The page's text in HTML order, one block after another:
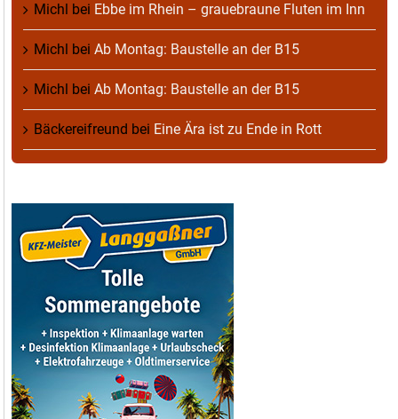
Michl bei Ebbe im Rhein – grauebraune Fluten im Inn
Michl bei Ab Montag: Baustelle an der B15
Michl bei Ab Montag: Baustelle an der B15
Bäckereifreund bei Eine Ära ist zu Ende in Rott